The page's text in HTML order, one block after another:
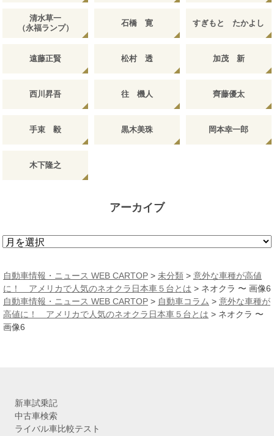
清水草一
（永福ランプ）
石橋 寛 すぎもと たかよし
遠藤正賢 松村 透 加茂 新
西川昇吾 往 機人 齊藤優太
手束 毅 黒木美珠 岡本幸一郎
木下隆之
アーカイブ
ア
カ
イ
ブ
自動車情報・ニュース WEB CARTOP > 未分類 > 意外な車種が高値
に！ アメリカで人気のネオクラ日本車５台とは > ネオクラ 〜 画像6
自動車情報・ニュース WEB CARTOP > 自動車コラム > 意外な車種が
高値に！ アメリカで人気のネオクラ日本車５台とは > ネオクラ 〜
画像6
新車試乗記
中古車検索
ライバル車比較テスト